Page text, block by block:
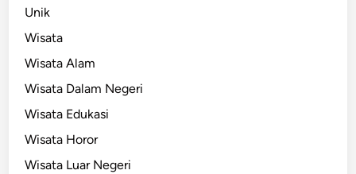
Unik
Wisata
Wisata Alam
Wisata Dalam Negeri
Wisata Edukasi
Wisata Horor
Wisata Luar Negeri